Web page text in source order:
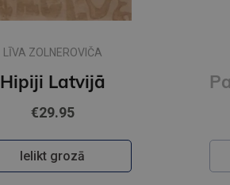
LĪVA ZOLNEROVIČA
Hipiji Latvijā
€29.95
Ielikt grozā